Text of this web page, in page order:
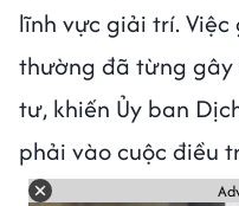
lĩnh vực giải trí.
thường đã từng
tư, khiến Ủy ban
phải vào cuộc điều